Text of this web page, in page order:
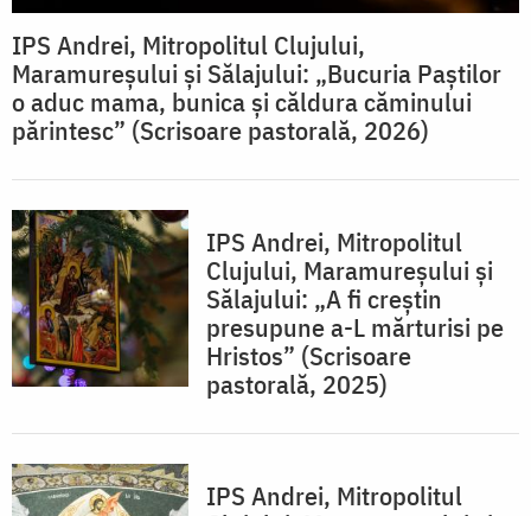
IPS Andrei, Mitropolitul Clujului,
Maramureșului și Sălajului: „Bucuria Paștilor
o aduc mama, bunica și căldura căminului
părintesc” (Scrisoare pastorală, 2026)
IPS Andrei, Mitropolitul
Clujului, Maramureşului şi
Sălajului: „A fi creștin
presupune a-L mărturisi pe
Hristos” (Scrisoare
pastorală, 2025)
IPS Andrei, Mitropolitul